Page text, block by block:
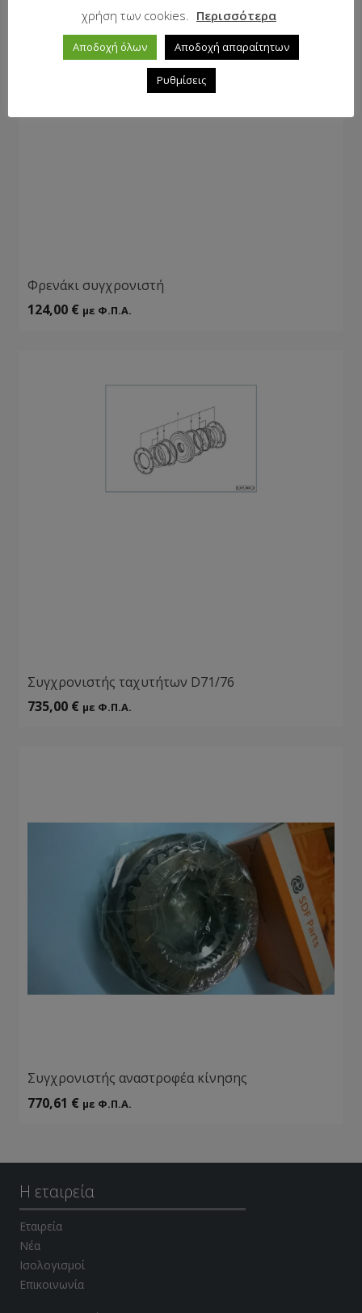
Φρενάκι συγχρονιστή
124,00 € με Φ.Π.Α.
Συγχρονιστής ταχυτήτων D71/76
735,00 € με Φ.Π.Α.
Συγχρονιστής αναστροφέα κίνησης
770,61 € με Φ.Π.Α.
Η εταιρεία
Εταιρεία
Νέα
Ισολογισμοί
Επικοινωνία
χρήση των cookies. Περισσότερα
Αποδοχή όλων Αποδοχή απαραίτητων
Ρυθμίσεις